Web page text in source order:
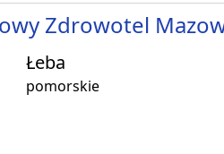
Zdrowotel
Łeba
pomorskie